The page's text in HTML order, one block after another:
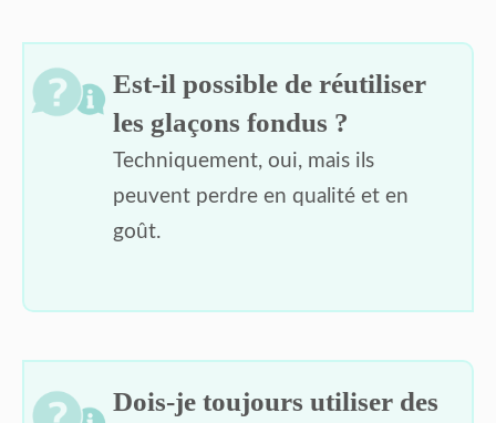
Est-il possible de réutiliser
les glaçons fondus ?
Techniquement, oui, mais ils
peuvent perdre en qualité et en
goût.
Dois-je toujours utiliser des